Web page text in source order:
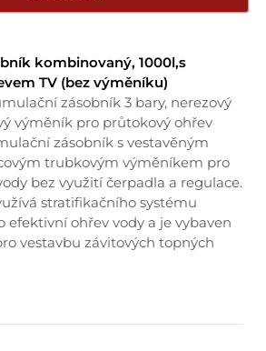
kombinovaný, 1000l,s
TV (bez výměníku)
zásobník 3 bary, nerezový
výměník pro průtokový ohřev
zásobník s vestavěným
trubkovým výměníkem pro
bez využití čerpadla a regulace.
stratifikačního systému
efektivní ohřev vody a je vybaven
vestavbu závitových topných